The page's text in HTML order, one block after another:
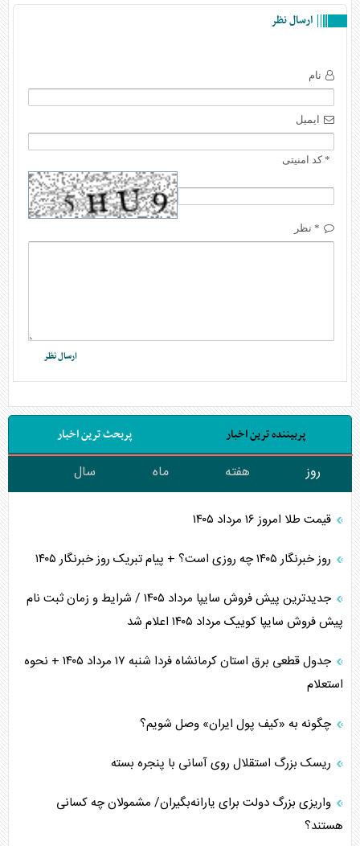
ارسال نظر
نام
ایمیل
* کد امنیتی
* نظر
پربیننده ترین اخبار پربحث ترین اخبار
روز هفته ماه سال
قیمت طلا امروز ۱۶ مرداد ۱۴۰۵
روز خبرنگار ۱۴۰۵ چه روزی است؟ + پیام تبریک روز خبرنگار ۱۴۰۵
جدیدترین پیش فروش سایپا مرداد ۱۴۰۵ / شرایط و زمان ثبت نام
پیش فروش سایپا کوییک مرداد ۱۴۰۵ اعلام شد
جدول قطعی برق استان کرمانشاه فردا شنبه ۱۷ مرداد ۱۴۰۵ + نحوه
استعلام
چگونه به «کیف پول ایران» وصل شویم؟
ریسک بزرگ استقلال روی آسانی با پنجره بسته
واریزی بزرگ دولت برای یارانه‌بگیران/ مشمولان چه کسانی
هستند؟